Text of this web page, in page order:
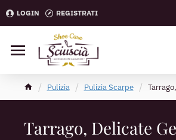
LOGIN REGISTRATI
Pulizia Pulizia Scarpe
Tarrago, Delicate